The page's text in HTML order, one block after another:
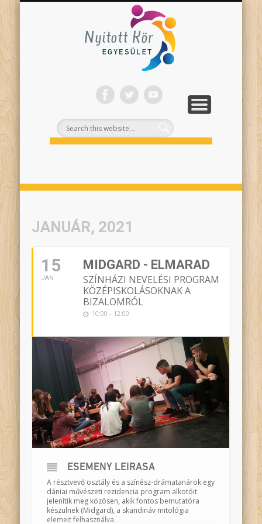
SZÍNHÁZI NEVELÉS
ONLINE PROGRAMJAINK
FELNŐTTEKNEK
PROJEKTEK
RÓLUNK
TÁMOGASS!
JANUÁR, 2021
15
JAN
MIDGARD - ELMARAD
SZÍNHÁZI NEVELÉSI PROGRAM
KÖZÉPISKOLÁSOKNAK A
BIZALOMRÓL
10:00 - 12:00
ESEMÉNY LEÍRÁSA
A résztvevő osztály és a színész-drámatanárok egy
dániai művészeti rezidencia program alkotóit
jelenítik meg közösen, akik fontos bemutatóra
készülnek (Midgard), a skandináv mitológia
elemeit felhasználva.